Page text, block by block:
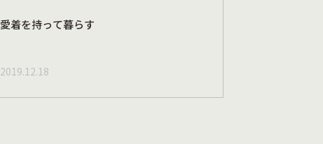
愛着を持って暮らす
2019.12.18